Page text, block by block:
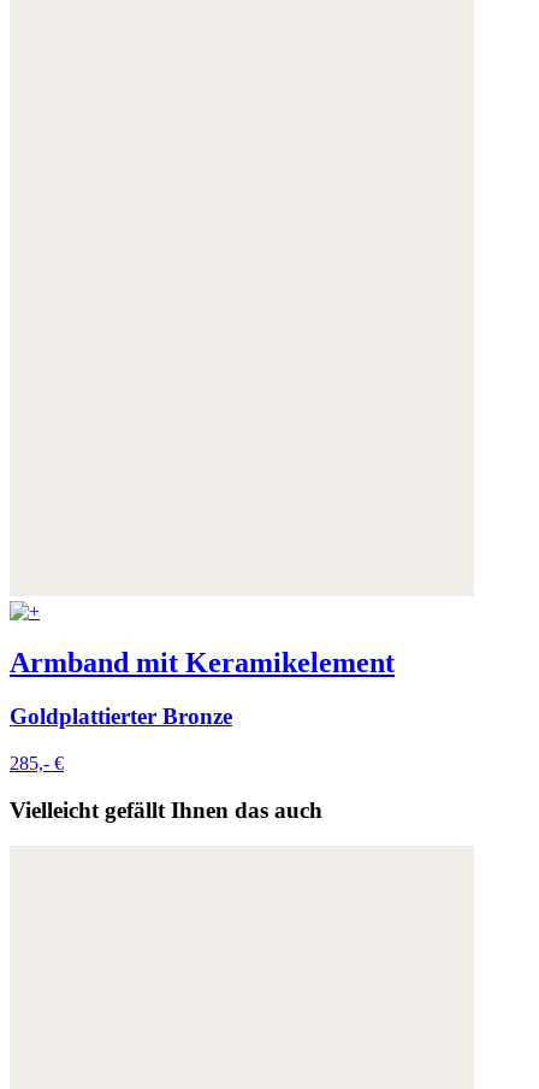
Armband mit Keramikelement
Goldplattierter Bronze
285,- €
Vielleicht gefällt Ihnen das auch